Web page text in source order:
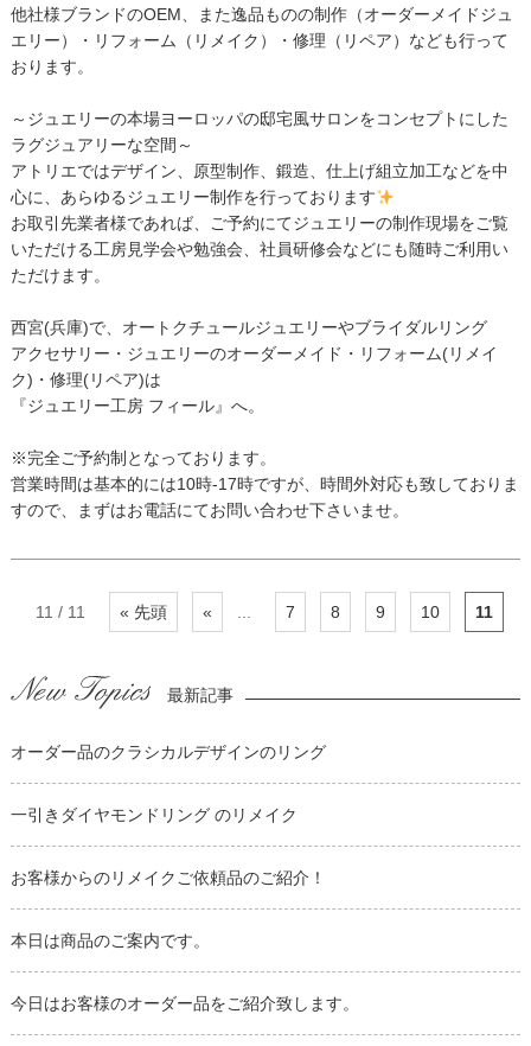
他社様ブランドのOEM、また逸品ものの制作（オーダーメイドジュ
エリー）・リフォーム（リメイク）・修理（リペア）なども行って
おります。
～ジュエリーの本場ヨーロッパの邸宅風サロンをコンセプトにした
ラグジュアリーな空間～
アトリエではデザイン、原型制作、鍛造、仕上げ組立加工などを中
心に、あらゆるジュエリー制作を行っております
お取引先業者様であれば、ご予約にてジュエリーの制作現場をご覧
いただける工房見学会や勉強会、社員研修会などにも随時ご利用い
ただけます。
西宮(兵庫)で、オートクチュールジュエリーやブライダルリング
アクセサリー・ジュエリーのオーダーメイド・リフォーム(リメイ
ク)・修理(リペア)は
『ジュエリー工房 フィール』へ。
※完全ご予約制となっております。
営業時間は基本的には10時-17時ですが、時間外対応も致しておりま
すので、まずはお電話にてお問い合わせ下さいませ。
11 / 11 « 先頭 « ... 7 8 9 10 11
最新記事
オーダー品のクラシカルデザインのリング
一引きダイヤモンドリング のリメイク
お客様からのリメイクご依頼品のご紹介！
本日は商品のご案内です。
今日はお客様のオーダー品をご紹介致します。